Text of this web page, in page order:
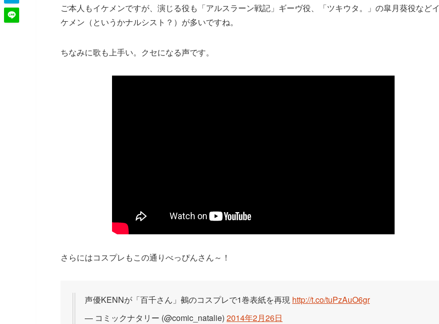
ご本人もイケメンですが、演じる役も「アルスラーン戦記」ギーヴ役、「ツキウタ。」の皐月葵役などイ
ケメン（というかナルシスト？）が多いですね。
ちなみに歌も上手い。クセになる声です。
さらにはコスプレもこの通りべっぴんさん～！
声優KENNが「百千さん」鵺のコスプレで1巻表紙を再現 http://t.co/tuPzAuO6gr
— コミックナタリー (@comic_natalie) 2014年2月26日